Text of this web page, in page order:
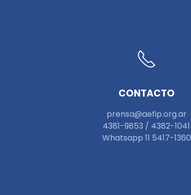
CONTACTO
prensa@aefip.org.ar
4381-9853 / 4382-1041
Whatsapp 11 5417-1360